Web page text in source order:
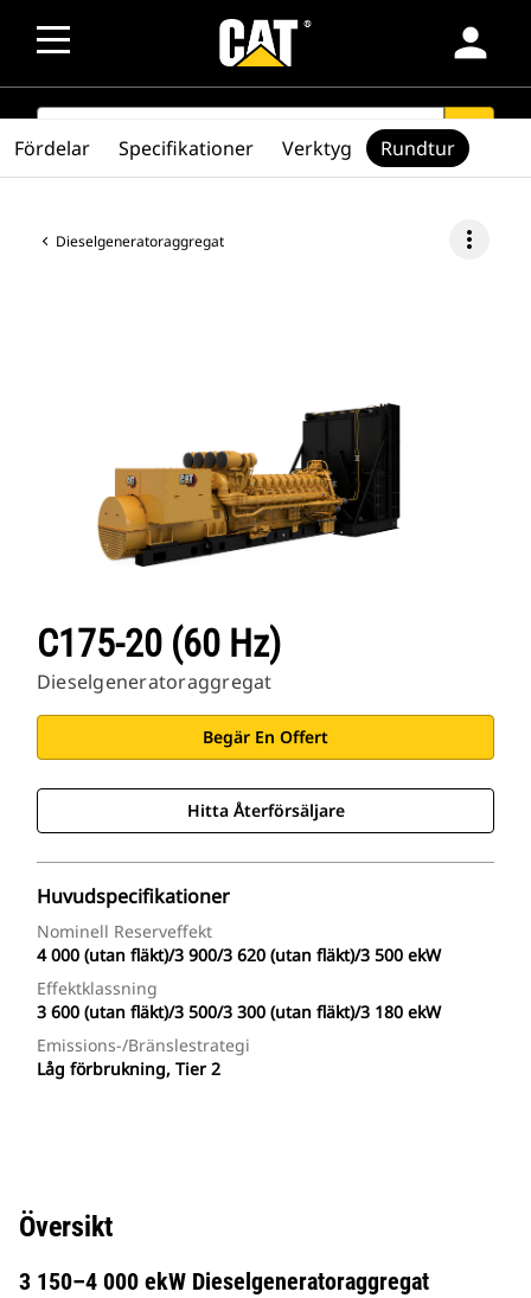
person
SEARCH search
Dieselgeneratoraggregat more_vert
C175-20 (60 Hz)
Dieselgeneratoraggregat
Begär En Offert
Hitta Återförsäljare
Huvudspecifikationer
Nominell Reserveffekt
4 000 (utan fläkt)/3 900/3 620 (utan fläkt)/3 500 ekW
Effektklassning
3 600 (utan fläkt)/3 500/3 300 (utan fläkt)/3 180 ekW
Emissions-/bränslestrategi
Låg förbrukning, Tier 2
Fördelar Specifikationer Verktyg Rundtur
Översikt
3 150–4 000 ekW Dieselgeneratoraggregat